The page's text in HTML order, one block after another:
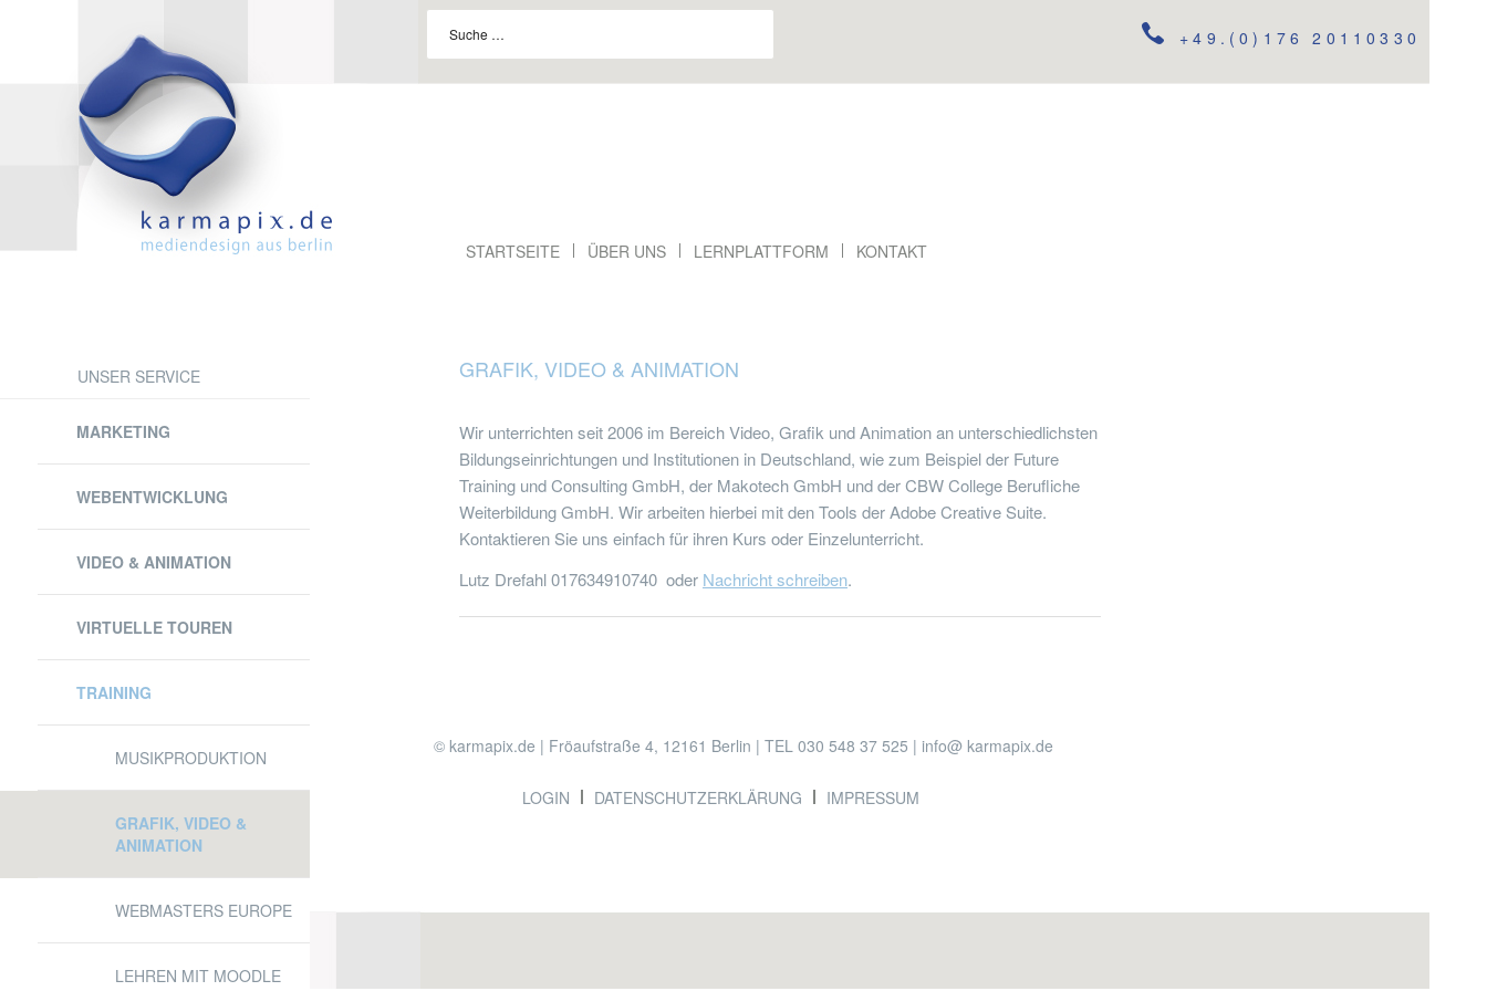
+49.(0)176 20110330
STARTSEITE ÜBER UNS LERNPLATTFORM KONTAKT
nach:
UNSER SERVICE
MARKETING
WEBENTWICKLUNG
VIDEO & ANIMATION
VIRTUELLE TOUREN
TRAINING
MUSIKPRODUKTION
GRAFIK, VIDEO &
ANIMATION
WEBMASTERS EUROPE
LEHREN MIT MOODLE
GRAFIK, VIDEO & ANIMATION
Wir unterrichten seit 2006 im Bereich Video, Grafik und Animation an unterschiedlichsten
Bildungseinrichtungen und Institutionen in Deutschland, wie zum Beispiel der Future
Training und Consulting GmbH, der Makotech GmbH und der CBW College Berufliche
Weiterbildung GmbH. Wir arbeiten hierbei mit den Tools der Adobe Creative Suite.
Kontaktieren Sie uns einfach für ihren Kurs oder Einzelunterricht.
Lutz Drefahl 017634910740 oder Nachricht schreiben.
© karmapix.de | Fröaufstraße 4, 12161 Berlin | TEL 030 548 37 525 | info@ karmapix.de
LOGIN DATENSCHUTZERKLÄRUNG IMPRESSUM